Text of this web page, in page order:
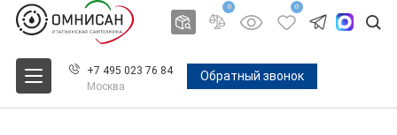
0 0
+7 495 023 76 84
Москва
Обратный звонок